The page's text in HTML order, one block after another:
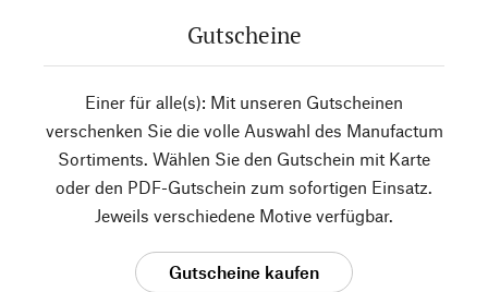
Gutscheine
Einer für alle(s): Mit unseren Gutscheinen
verschenken Sie die volle Auswahl des Manufactum
Sortiments. Wählen Sie den Gutschein mit Karte
oder den PDF-Gutschein zum sofortigen Einsatz.
Jeweils verschiedene Motive verfügbar.
Gutscheine kaufen